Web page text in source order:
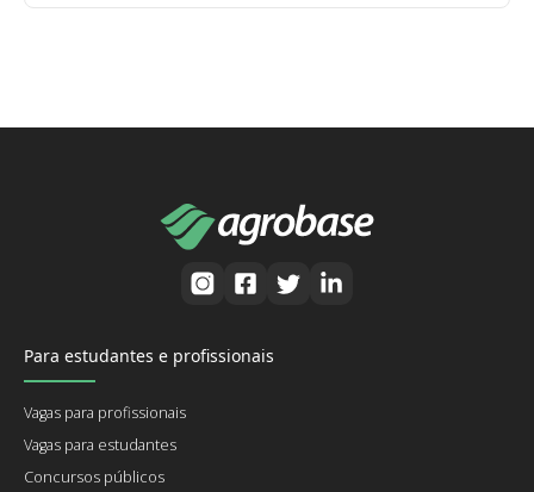
Para estudantes e profissionais
Vagas para profissionais
Vagas para estudantes
Concursos públicos